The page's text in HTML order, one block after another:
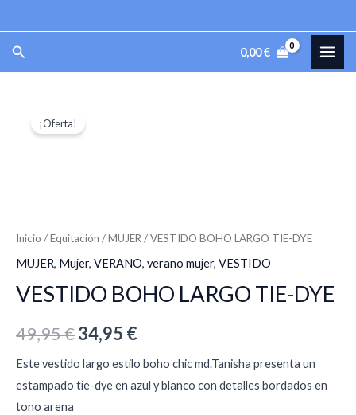
al
contenido
Buscar 0,00€
¡Oferta!
Inicio /Equitación /MUJER / VESTIDO BOHO LARGO TIE-DYE
MUJER, Mujer, VERANO, verano mujer, VESTIDO
VESTIDO BOHO LARGO TIE-DYE
49,95€
49,95 €.
34,95 €
34,95 €.
Este vestido largo estilo boho chic md.Tanisha presenta un
estampado tie-dye en azul y blanco con detalles bordados en
tono arena
BOHO